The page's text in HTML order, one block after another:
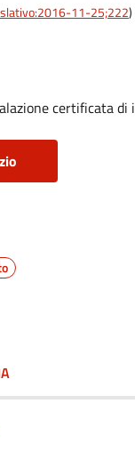
11-25;222)
certificata